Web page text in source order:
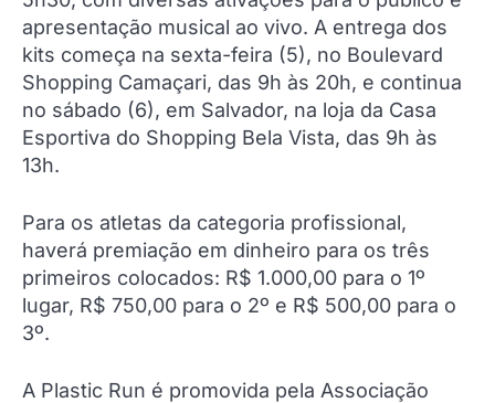
apresentação musical ao vivo. A entrega dos
kits começa na sexta-feira (5), no Boulevard
Shopping Camaçari, das 9h às 20h, e continua
no sábado (6), em Salvador, na loja da Casa
Esportiva do Shopping Bela Vista, das 9h às
13h.
Para os atletas da categoria profissional,
haverá premiação em dinheiro para os três
primeiros colocados: R$ 1.000,00 para o 1º
lugar, R$ 750,00 para o 2º e R$ 500,00 para o
3º.
A Plastic Run é promovida pela Associação